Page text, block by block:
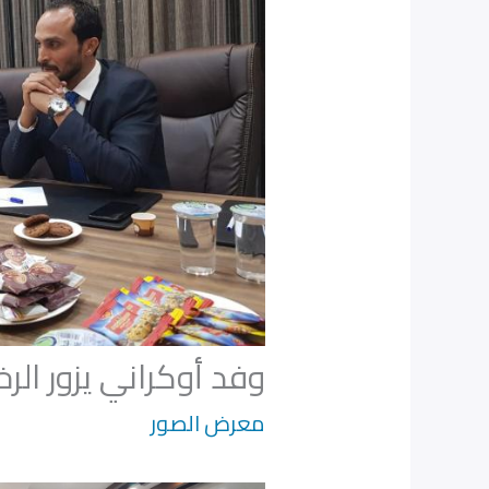
وفد أوكراني يزور
معرض الصور